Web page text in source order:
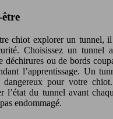
chiot explorer un tunnel,
Choisissez un tunnel
déchirures ou de bords
l’apprentissage. Un
pour votre
l’état du tunnel avant
endommagé.